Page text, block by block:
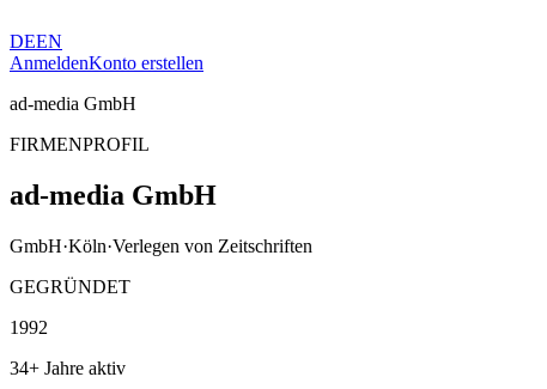
DEEN
AnmeldenKonto erstellen
ad-media GmbH
FIRMENPROFIL
ad-media GmbH
GmbH·Köln·Verlegen von Zeitschriften
GEGRÜNDET
1992
34+ Jahre aktiv